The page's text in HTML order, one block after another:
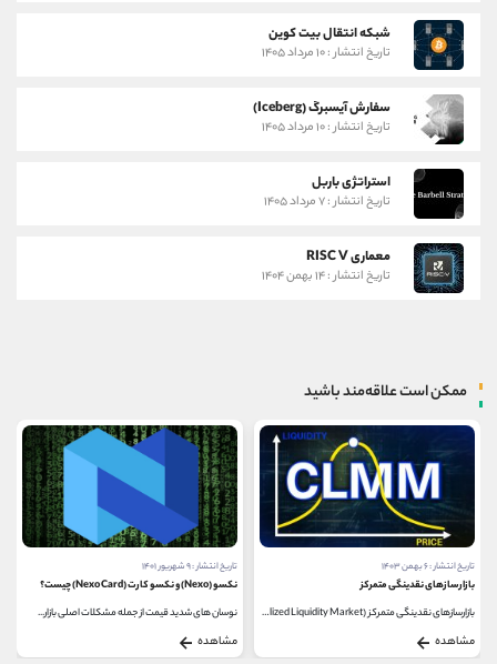
شبکه انتقال بیت کوین
تاریخ انتشار : ۱۰ مرداد ۱۴۰۵
سفارش آیسبرگ (Iceberg)
تاریخ انتشار : ۱۰ مرداد ۱۴۰۵
استراتژی باربل
تاریخ انتشار : ۷ مرداد ۱۴۰۵
معماری RISC V
تاریخ انتشار : ۱۴ بهمن ۱۴۰۴
ممکن است علاقه‌مند باشید
تاریخ انتشار : ۹ شهریور ۱۴۰۱
نکسو (Nexo) و نکسو کارت (Nexo Card) چیست؟
نوسان‌ های شدید قیمت از جمله مشکلات اصلی بازار...
مشاهده
تاریخ انتشار : ۲۰ اردیبهشت ۱۴۰۰
آموزش خرید و فروش ارز دیجیتال DASH
برای آموزش خرید و فروش ارز دیجیتال DASH تا پایان...
مشاهده